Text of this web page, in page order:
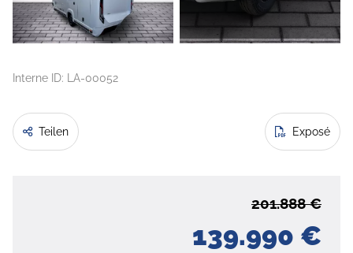
Interne ID: LA-00052
Teilen Exposé
139.990 €
201.888 €